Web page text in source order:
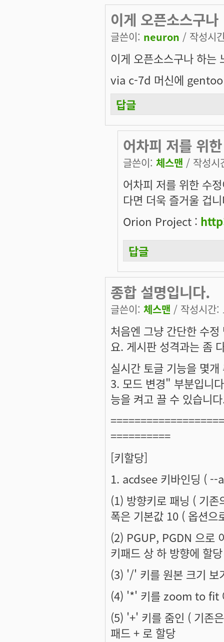
이게 오픈소스구나
글쓴이: neuron / 작성시
이게 오픈소스구나 하는
via c-7d 머신에 gentoo
답글
어차피 저를 위한
글쓴이: 체스맨 / 작성
어차피 저를 위한 수
다면 더욱 즐거울 겁
Orion Project :
답글
종합 설명입니다.
글쓴이: 체스맨 / 작성시간
처음엔 그냥 간단한 수
요. 게시판 성격과는 좀
실시간 토글 기능을 몇
3. 모드 변경" 부분입니
능을 켜고 끌 수 있습니
==========
[키할당]
1. acdsee 키바인딩 ( --
(1) 방향키로 패닝 ( 기
폭은 기본값 10 ( 옵션으
(2) PGUP, PGDN 으로
키패드 상 하 방향에 할
(3) '/' 키를 원본 크기 보
(4) '*' 키를 zoom to fit
(5) '+' 키를 줌인 ( 기존
패드 + 로 할당